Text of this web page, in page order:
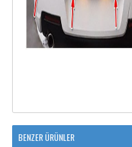
BENZER ÜRÜNLER